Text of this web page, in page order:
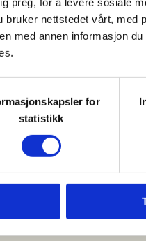
nettstedet vårt, med
med annen informasjon
for
statistikk